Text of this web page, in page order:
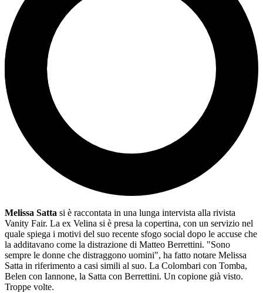
Melissa Satta si è raccontata in una lunga intervista alla rivista
Vanity Fair. La ex Velina si è presa la copertina, con un servizio nel
quale spiega i motivi del suo recente sfogo social dopo le accuse che
la additavano come la distrazione di Matteo Berrettini. "Sono
sempre le donne che distraggono uomini", ha fatto notare Melissa
Satta in riferimento a casi simili al suo. La Colombari con Tomba,
Belen con Iannone, la Satta con Berrettini. Un copione già visto.
Troppe volte.